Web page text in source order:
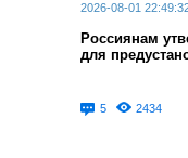
2026-08-01
Россиянам
для
5 2434